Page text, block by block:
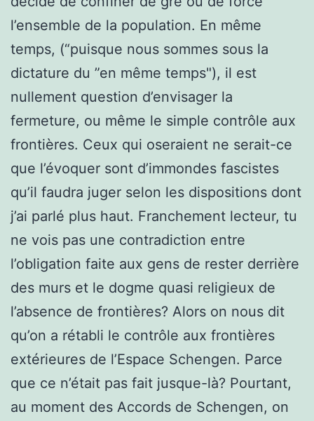
l’ensemble de la population. En même
temps, (“puisque nous sommes sous la
dictature du ”en même temps"), il est
nullement question d’envisager la
fermeture, ou même le simple contrôle aux
frontières. Ceux qui oseraient ne serait-ce
que l’évoquer sont d’immondes fascistes
qu’il faudra juger selon les dispositions dont
j’ai parlé plus haut. Franchement lecteur, tu
ne vois pas une contradiction entre
l’obligation faite aux gens de rester derrière
des murs et le dogme quasi religieux de
l’absence de frontières? Alors on nous dit
qu’on a rétabli le contrôle aux frontières
extérieures de l’Espace Schengen. Parce
que ce n’était pas fait jusque-là? Pourtant,
au moment des Accords de Schengen, on